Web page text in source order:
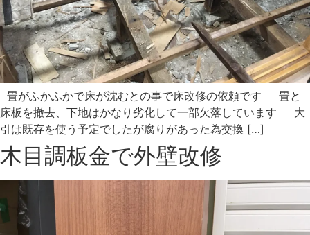
畳がふかふかで床が沈むとの事で床改修の依頼です 畳と
床板を撤去、下地はかなり劣化して一部欠落しています 大
引は既存を使う予定でしたが腐りがあった為交換 […]
木目調板金で外壁改修